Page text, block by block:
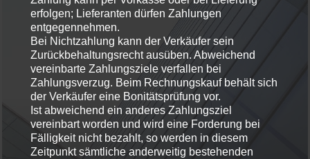
erfolgen; Lieferanten dürfen Zahlungen
entgegennehmen.
Bei Nichtzahlung kann der Verkäufer sein
Zurückbehaltungsrecht ausüben. Abweichend
vereinbarte Zahlungsziele verfallen bei
Zahlungsverzug. Beim Rechnungskauf behält sich
der Verkäufer eine Bonitätsprüfung vor.
Ist abweichend ein anderes Zahlungsziel
vereinbart worden und wird eine Forderung bei
Fälligkeit nicht bezahlt, so werden in diesem
Zeitpunkt sämtliche anderweitig bestehenden